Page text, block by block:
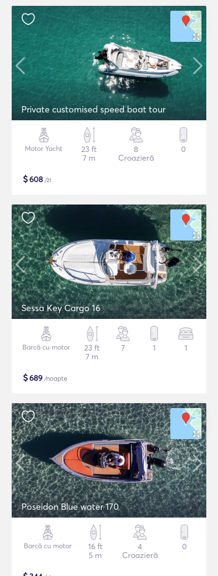
Private customised speed boat tour
Motor Yacht
23 ft
7 m
8
Croazieră
0
$608 /zi
Sessa Key Cargo 16
Barcă cu motor
23 ft
7 m
7 1 1
$689 /noapte
Poseidon Blue water 170
Barcă cu motor
16 ft
5 m
4
Croazieră
0